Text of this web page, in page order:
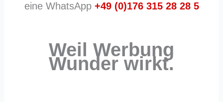
eine WhatsApp +49 (0)176 315 28 28 5
Weil Werbung
Wunder wirkt.